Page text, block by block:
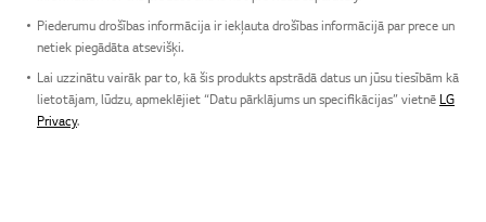
Piederumu drošības informācija ir iekļauta drošības informācijā par prece un
netiek piegādāta atsevišķi.
Lai uzzinātu vairāk par to, kā šis produkts apstrādā datus un jūsu tiesībām kā
lietotājam, lūdzu, apmeklējiet “Datu pārklājums un specifikācijas” vietnē LG
Privacy.